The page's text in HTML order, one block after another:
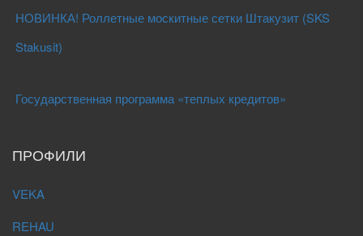
НОВИНКА! Роллетные москитные сетки Штакузит (SKS
Stakusit)
Государственная программа «теплых кредитов»
ПРОФИЛИ
VEKA
REHAU